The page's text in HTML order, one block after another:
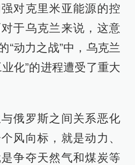
对克里米亚能源的控
于乌克兰来说，这意
“动力之战”中，乌克兰
化”的进程遭受了重大
俄罗斯之间关系恶化
风向标，就是动力、
争夺天然气和煤炭等